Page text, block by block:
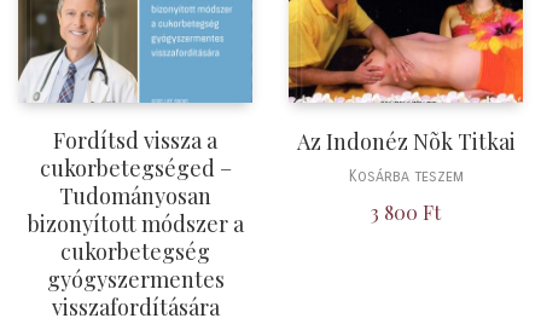
Fordítsd vissza a
cukorbetegséged –
Tudományosan
bizonyított módszer a
cukorbetegség
gyógyszermentes
visszafordítására
Az Indonéz Nõk Titkai
Kosárba teszem
3 800 Ft